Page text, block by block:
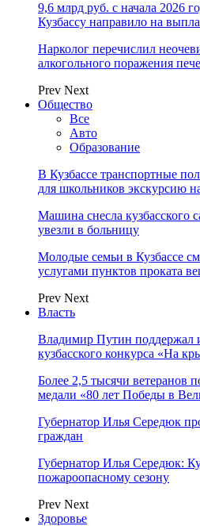
9,6 млрд руб. с начала 2026
Кузбассу направило на
Нарколог перечислил
алкогольного поражения
Prev Next
Общество
Все
Авто
Образование
В Кузбассе транспортные
для школьников экскурсию
Машина снесла кузбасского
увезли в больницу
Молодые семьи в Кузбассе
услугами пунктов проката
Prev Next
Власть
Владимир Путин поддержал
кузбасского конкурса «На
Более 2,5 тысячи ветеранов
медали «80 лет Победы в
Губернатор Илья Середюк
граждан
Губернатор Илья Середюк:
пожароопасному сезону
Prev Next
Здоровье